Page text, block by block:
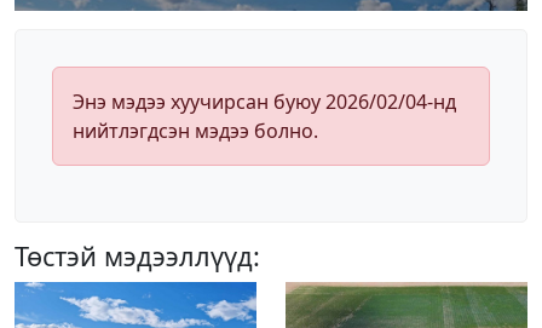
Энэ мэдээ хуучирсан буюу 2026/02/04-нд
нийтлэгдсэн мэдээ болно.
Төстэй мэдээллүүд: